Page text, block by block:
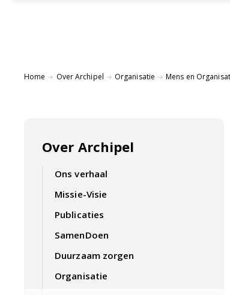
Home Over Archipel Organisatie Mens en
Over Archipel
Ons verhaal
Missie-Visie
Publicaties
SamenDoen
Duurzaam zorgen
Organisatie